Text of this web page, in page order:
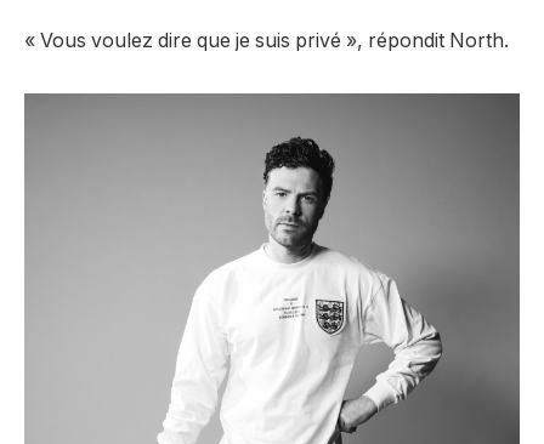
« Vous voulez dire que je suis privé », répondit North.